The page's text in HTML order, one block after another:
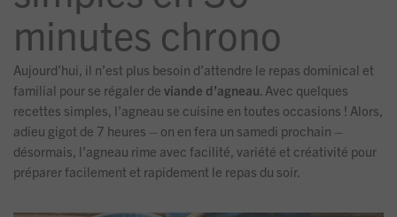
minutes chrono
Aujourd’hui, il n’est plus besoin d’attendre le repas dominical et
familial pour se régaler de viande d’agneau. Avec quelques
recettes simples, l’agneau se cuisine en toutes occasions ! Alors,
adieu gigot de 7 heures – on en fera un samedi prochain –
désormais, l’agneau rime avec facilité, variété et créativité pour
préparer facilement et rapidement le repas du soir.